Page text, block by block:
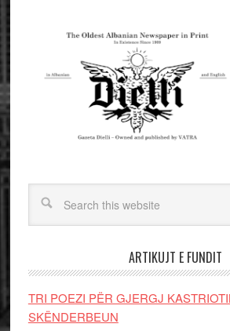
ARTIKUJT E FUNDIT
TRI POEZI PËR GJERGJ
SKËNDERBEUN